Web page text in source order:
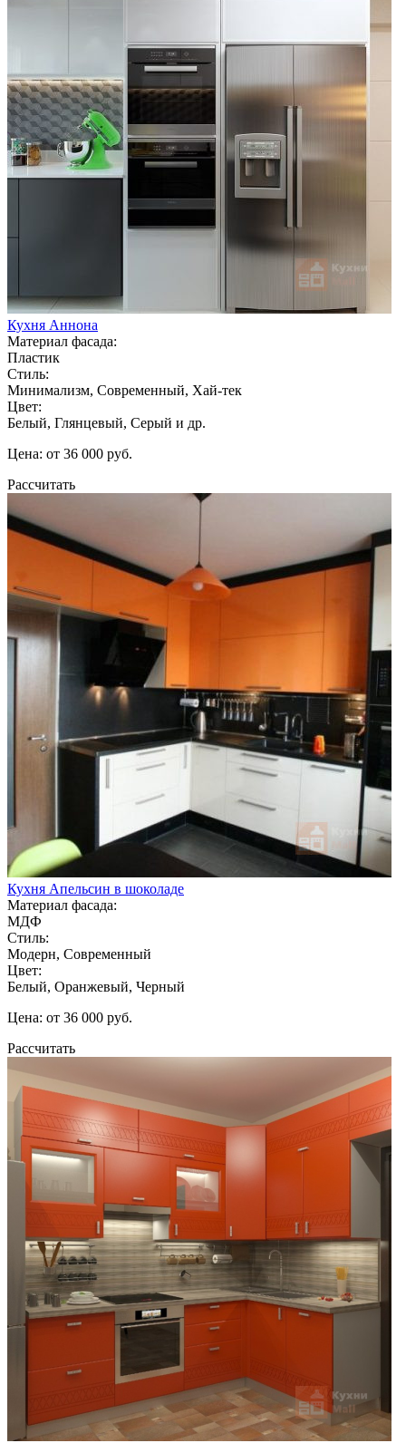
Кухня Аннона
Материал фасада:
Пластик
Стиль:
Минимализм, Современный, Хай-тек
Цвет:
Белый, Глянцевый, Серый и др.
Цена: от 36 000 руб.
Рассчитать
Кухня Апельсин в шоколаде
Материал фасада:
МДФ
Стиль:
Модерн, Современный
Цвет:
Белый, Оранжевый, Черный
Цена: от 36 000 руб.
Рассчитать